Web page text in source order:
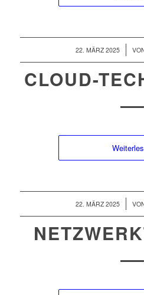
22. MÄRZ 2025
/
CLOUD-
22. MÄRZ 2025
/